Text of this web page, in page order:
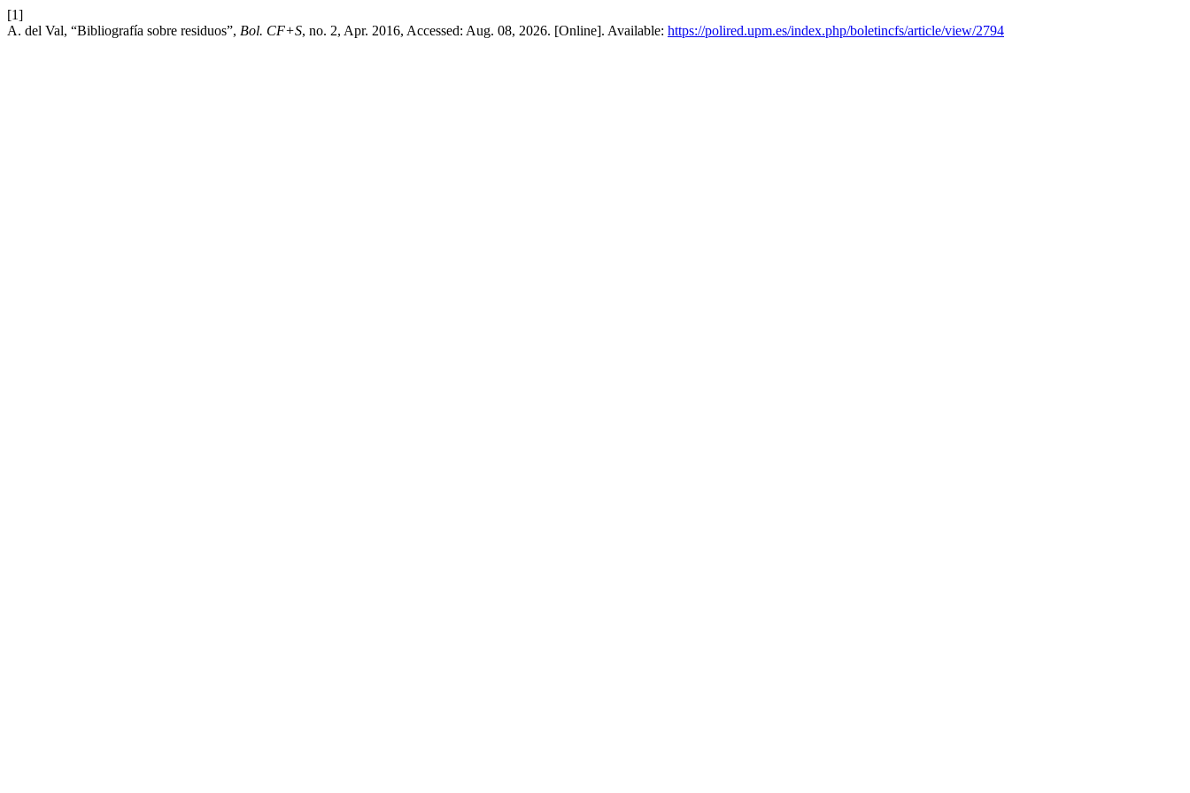
[1]
A. del Val, “Bibliografía sobre residuos”, Bol. CF+S, no. 2, Apr. 2016, Accessed: Aug. 08, 2026. [Online]. Available: https://polired.upm.es/index.php/boletincfs/article/view/2794